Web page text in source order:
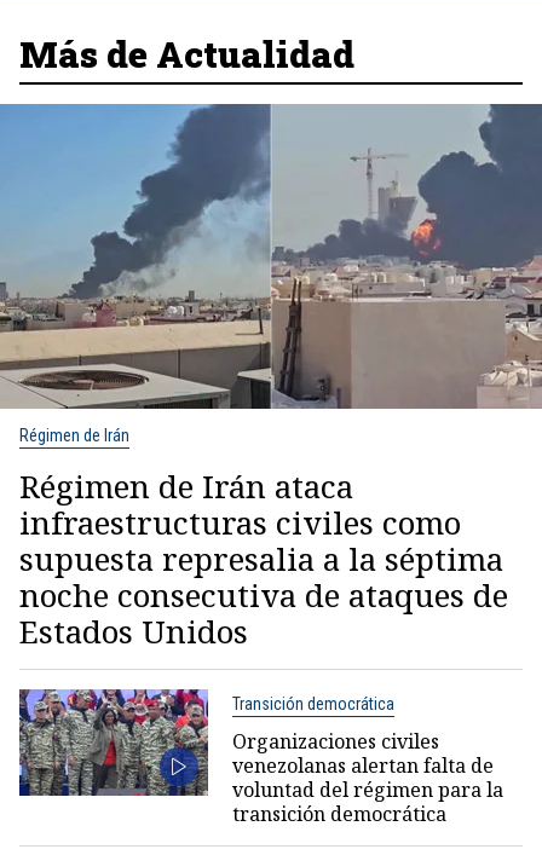
Más de Actualidad
Régimen de Irán
Régimen de Irán ataca
infraestructuras civiles como
supuesta represalia a la séptima
noche consecutiva de ataques de
Estados Unidos
Transición democrática
Organizaciones civiles
venezolanas alertan falta de
voluntad del régimen para la
transición democrática